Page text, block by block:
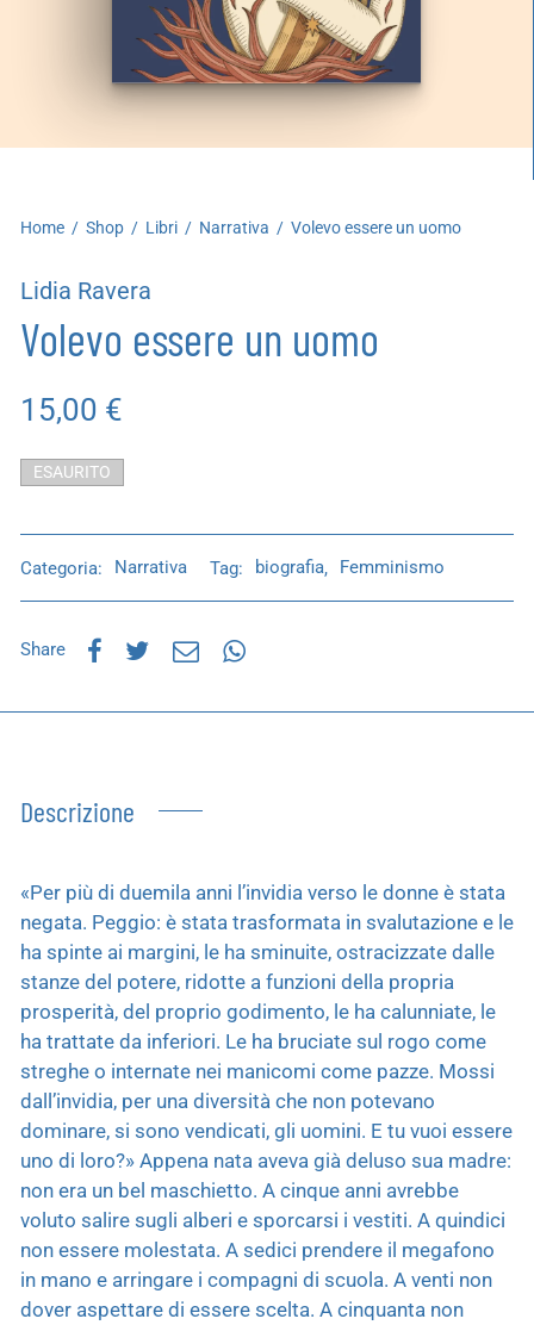
Home / Shop / Libri / Narrativa / Volevo essere un uomo
Lidia Ravera
Volevo essere un uomo
15,00 €
ESAURITO
Categoria: Narrativa Tag: biografia, Femminismo
Share
Descrizione
«Per più di duemila anni l’invidia verso le donne è stata
negata. Peggio: è stata trasformata in svalutazione e le
ha spinte ai margini, le ha sminuite, ostracizzate dalle
stanze del potere, ridotte a funzioni della propria
prosperità, del proprio godimento, le ha calunniate, le
ha trattate da inferiori. Le ha bruciate sul rogo come
streghe o internate nei manicomi come pazze. Mossi
dall’invidia, per una diversità che non potevano
dominare, si sono vendicati, gli uomini. E tu vuoi essere
uno di loro?» Appena nata aveva già deluso sua madre:
non era un bel maschietto. A cinque anni avrebbe
voluto salire sugli alberi e sporcarsi i vestiti. A quindici
non essere molestata. A sedici prendere il megafono
in mano e arringare i compagni di scuola. A venti non
dover aspettare di essere scelta. A cinquanta non